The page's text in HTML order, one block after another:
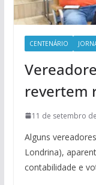
CENTENÁRIO
revertem
11 de setembro
Alguns
Londrina),
contabilidade e